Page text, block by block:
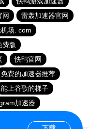
网
雷轰加速器官网
场. com
费版
快鸭官网
免费的加速器推荐
能上谷歌的梯子
加速器